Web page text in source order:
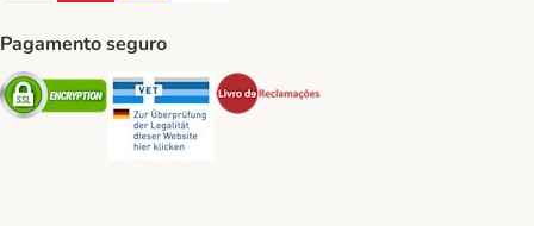
Pagamento seguro
Security Security